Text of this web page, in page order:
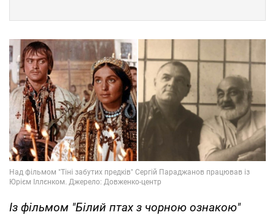
Із фільмом "Білий птах з чорною ознакою"